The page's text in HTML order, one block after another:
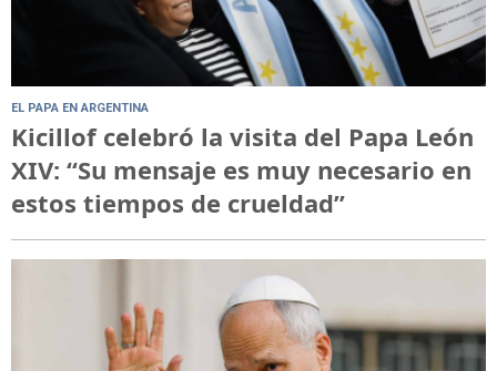
EL PAPA EN ARGENTINA
Kicillof celebró la visita del Papa León
XIV: “Su mensaje es muy necesario en
estos tiempos de crueldad”